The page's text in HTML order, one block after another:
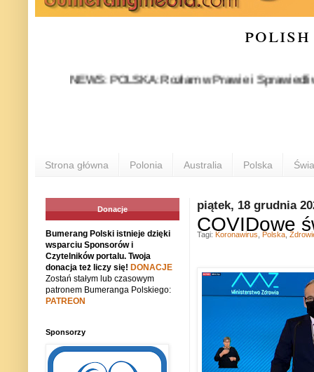
NEWS: POLSKA: Rozłam w Prawie i
Strona główna Polonia Australia Polska
piątek, 18 grudnia
COVIDowe
Tagi: Koronawirus Polska
Donacje
Bumerang Polski istnieje dzięki
wsparciu Sponsorów i
Czytelników portalu. Twoja
donacja też liczy się! DONACJE
Zostań stałym lub czasowym
patronem Bumeranga Polskiego:
PATREON
Sponsorzy